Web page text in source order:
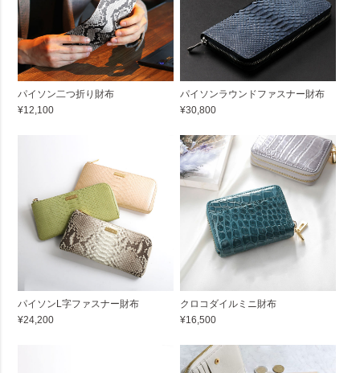
パイソン二つ折り財布
¥12,100
パイソンラウンドファスナー財布
¥30,800
パイソンL字ファスナー財布
¥24,200
クロコダイルミニ財布
¥16,500